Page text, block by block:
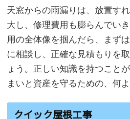
天窓からの雨漏りは、放置す
大し、修理費用も膨らんでい
用の全体像を掴んだら、まず
に相談し、正確な見積もりを
ょう。正しい知識を持つこと
まいと資産を守るための、何
クイック屋根工事